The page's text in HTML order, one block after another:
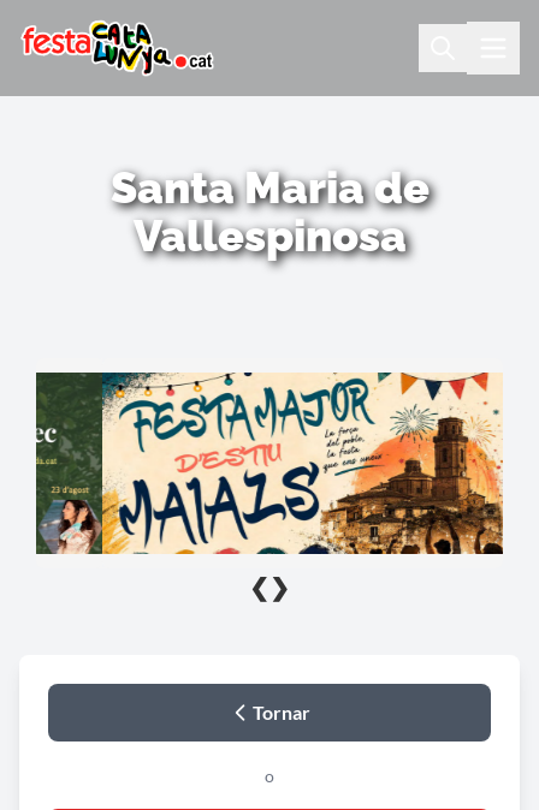
Santa Maria de
Vallespinosa
❮ ❯
Tornar
o